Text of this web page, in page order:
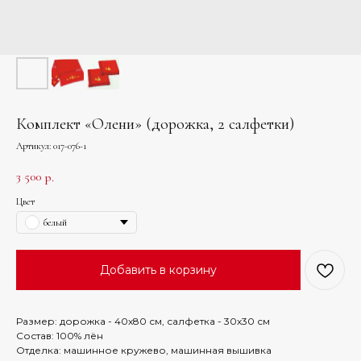
Комплект «Олени» (дорожка, 2 салфетки)
Артикул: 017-076-1
3 500 р.
Цвет
белый
Добавить в корзину
Размер: дорожка - 40х80 см, салфетка - 30х30 см
Состав: 100% лён
Отделка: машинное кружево, машинная вышивка